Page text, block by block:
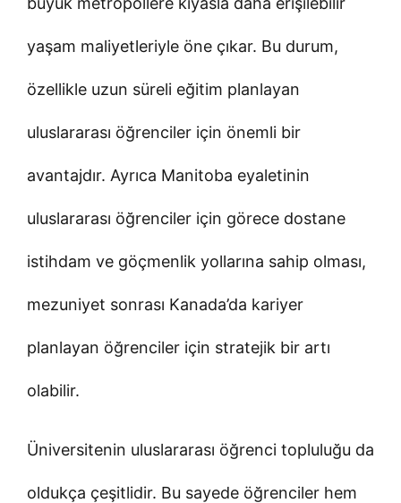
yaşam maliyetleriyle öne çıkar. Bu durum,
özellikle uzun süreli eğitim planlayan
uluslararası öğrenciler için önemli bir
avantajdır. Ayrıca Manitoba eyaletinin
uluslararası öğrenciler için görece dostane
istihdam ve göçmenlik yollarına sahip olması,
mezuniyet sonrası Kanada’da kariyer
planlayan öğrenciler için stratejik bir artı
olabilir.
Üniversitenin uluslararası öğrenci topluluğu da
oldukça çeşitlidir. Bu sayede öğrenciler hem